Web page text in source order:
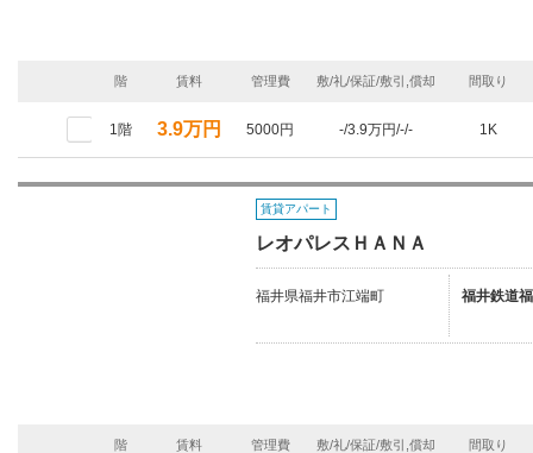
階 賃料 管理費 敷/礼/保証/敷引,償却 間取り
1階 3.9万円 5000円 -/3.9万円/-/- 1K
賃貸アパート
レオパレスＨＡＮＡ
福井県福井市江端町 福井鉄道
階 賃料 管理費 敷/礼/保証/敷引,償却 間取り